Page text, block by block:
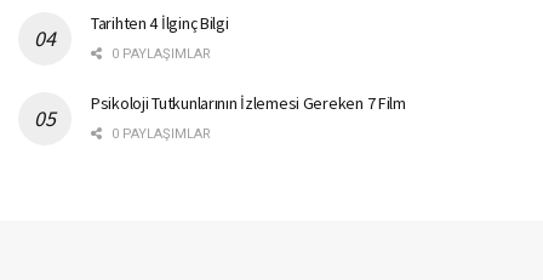
Tarihten 4 İlginç Bilgi
0 PAYLAŞIMLAR
Psikoloji Tutkunlarının İzlemesi Gereken 7 Film
0 PAYLAŞIMLAR